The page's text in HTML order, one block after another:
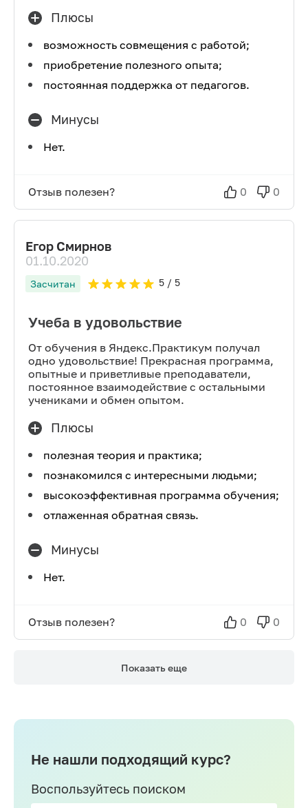
Плюсы
возможность совмещения с работой;
приобретение полезного опыта;
постоянная поддержка от педагогов.
Минусы
Нет.
Отзыв полезен? 0 0
Егор Смирнов
01.10.2020
Засчитан 5/ 5
Учеба в удовольствие
От обучения в Яндекс.Практикум получал
одно удовольствие! Прекрасная программа,
опытные и приветливые преподаватели,
постоянное взаимодействие с остальными
учениками и обмен опытом.
Плюсы
полезная теория и практика;
познакомился с интересными людьми;
высокоэффективная программа обучения;
отлаженная обратная связь.
Минусы
Нет.
Отзыв полезен? 0 0
Показать еще
Не нашли подходящий курс?
Воспользуйтесь поиском